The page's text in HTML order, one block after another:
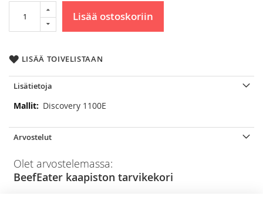
Lisää ostoskoriin
LISÄÄ TOIVELISTAAN
Lisätietoja
LisätietojaDiscovery 1100E
Arvostelut
Olet arvostelemassa:
BeefEater kaapiston tarvikekori